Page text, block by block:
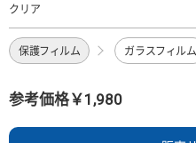
クリア
保護フィルム ガラスフィルム
参考価格￥1,980